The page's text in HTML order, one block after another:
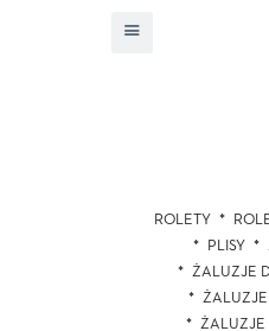
ROLETY
PLISY
ŻALUZJE
ŻALUZJE